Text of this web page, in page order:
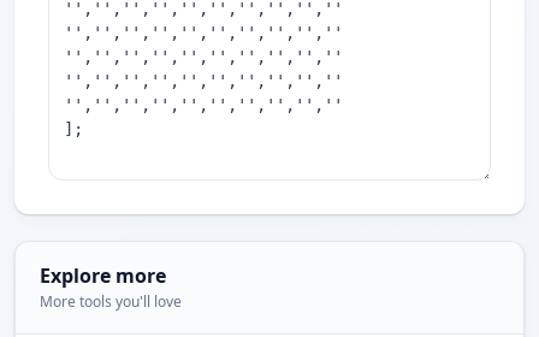
Explore more
More tools you'll love